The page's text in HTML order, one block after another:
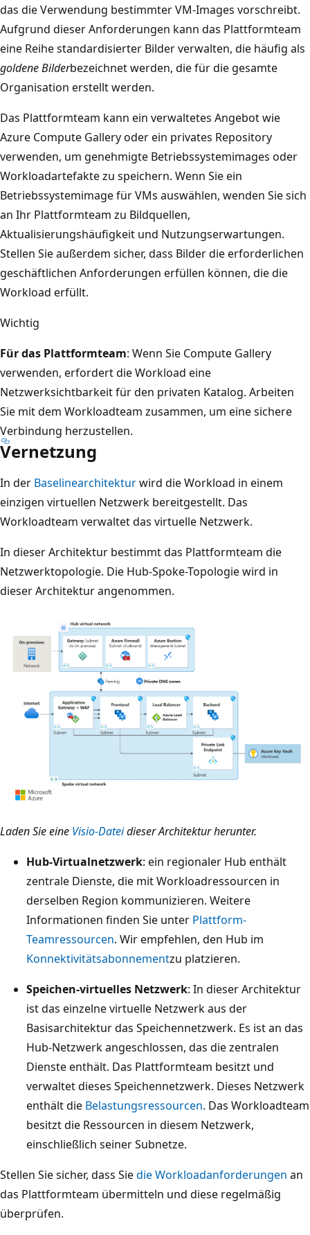
das die Verwendung bestimmter VM-Images vorschreibt.
Aufgrund dieser Anforderungen kann das Plattformteam
eine Reihe standardisierter Bilder verwalten, die häufig als
goldene Bilderbezeichnet werden, die für die gesamte
Organisation erstellt werden.
Das Plattformteam kann ein verwaltetes Angebot wie
Azure Compute Gallery oder ein privates Repository
verwenden, um genehmigte Betriebssystemimages oder
Workloadartefakte zu speichern. Wenn Sie ein
Betriebssystemimage für VMs auswählen, wenden Sie sich
an Ihr Plattformteam zu Bildquellen,
Aktualisierungshäufigkeit und Nutzungserwartungen.
Stellen Sie außerdem sicher, dass Bilder die erforderlichen
geschäftlichen Anforderungen erfüllen können, die die
Workload erfüllt.
Wichtig
Für das Plattformteam: Wenn Sie Compute Gallery
verwenden, erfordert die Workload eine
Netzwerksichtbarkeit für den privaten Katalog. Arbeiten
Sie mit dem Workloadteam zusammen, um eine sichere
Verbindung herzustellen.
Vernetzung
In der Baselinearchitekturwird die Workload in einem
einzigen virtuellen Netzwerk bereitgestellt. Das
Workloadteam verwaltet das virtuelle Netzwerk.
In dieser Architektur bestimmt das Plattformteam die
Netzwerktopologie. Die Hub-Spoke-Topologie wird in
dieser Architektur angenommen.
Laden Sie eine Visio-Dateidieser Architektur herunter.
Hub-Virtualnetzwerk: ein regionaler Hub enthält
zentrale Dienste, die mit Workloadressourcen in
derselben Region kommunizieren. Weitere
Informationen finden Sie unter Plattform-
Teamressourcen. Wir empfehlen, den Hub im
Konnektivitätsabonnementzu platzieren.
Speichen-virtuelles Netzwerk: In dieser Architektur
ist das einzelne virtuelle Netzwerk aus der
Basisarchitektur das Speichennetzwerk. Es ist an das
Hub-Netzwerk angeschlossen, das die zentralen
Dienste enthält. Das Plattformteam besitzt und
verwaltet dieses Speichennetzwerk. Dieses Netzwerk
enthält die Belastungsressourcen. Das Workloadteam
besitzt die Ressourcen in diesem Netzwerk,
einschließlich seiner Subnetze.
Stellen Sie sicher, dass Siedie Workloadanforderungen an
das Plattformteam übermitteln und diese regelmäßig
überprüfen.